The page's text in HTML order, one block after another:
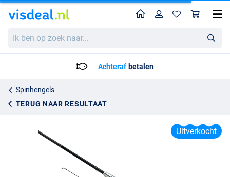
ben
HomeProfiel
Achteraf betalen
Spinhengels
TERUG NAAR RESULTAAT
Shimano Aspire Spinning Sea Trout Spinhengel 3.05m (7-35g) (4-Delig)
Uitverkocht